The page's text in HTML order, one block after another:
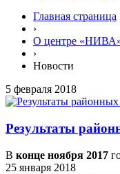
Главная страница
›
О центре
›
Новости
5 февраля 2018
Результаты
В конце ноября 2017
25 января 2018